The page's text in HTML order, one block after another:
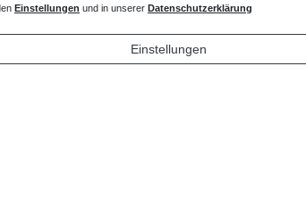
Einstellungen und in unserer Datenschutzerklärung
Einstellungen